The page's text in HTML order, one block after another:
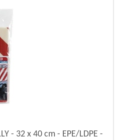
- 32 x 40 cm - EPE/LDPE -